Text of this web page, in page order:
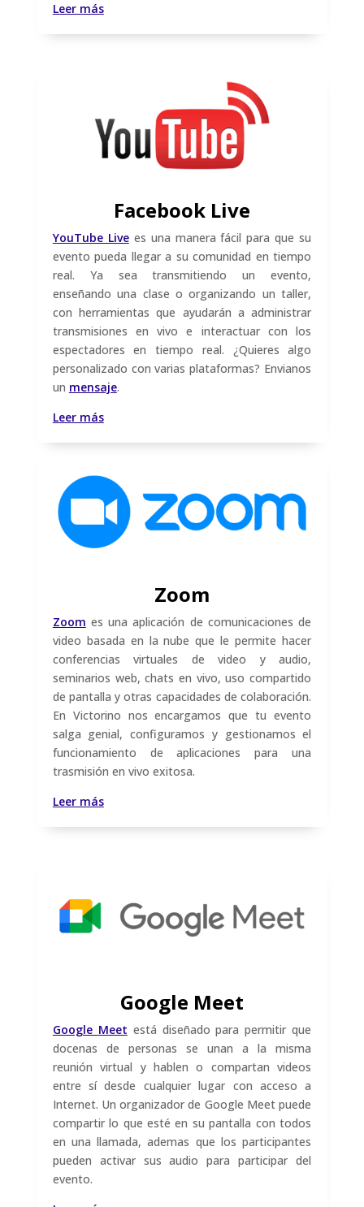
Leer más
Facebook Live
YouTube Livees una manera fácil para que su
evento pueda llegar a su comunidad en tiempo
real. Ya sea transmitiendo un evento,
enseñando una clase o organizando un taller,
con herramientas que ayudarán a administrar
transmisiones en vivo e interactuar con los
espectadores en tiempo real. ¿Quieres algo
personalizado con varias plataformas? Envianos
un mensaje.
Leer más
Zoom
Zoom es una aplicación de comunicaciones de
video basada en la nube que le permite hacer
conferencias virtuales de video y audio,
seminarios web, chats en vivo, uso compartido
de pantalla y otras capacidades de colaboración.
En Victorino nos encargamos que tu evento
salga genial, configuramos y gestionamos el
funcionamiento de aplicaciones para una
trasmisión en vivo exitosa.
Leer más
Google Meet
Google Meet está diseñado para permitir que
docenas de personas se unan a la misma
reunión virtual y hablen o compartan videos
entre sí desde cualquier lugar con acceso a
Internet. Un organizador de Google Meet puede
compartir lo que esté en su pantalla con todos
en una llamada, ademas que los participantes
pueden activar sus audio para participar del
evento.